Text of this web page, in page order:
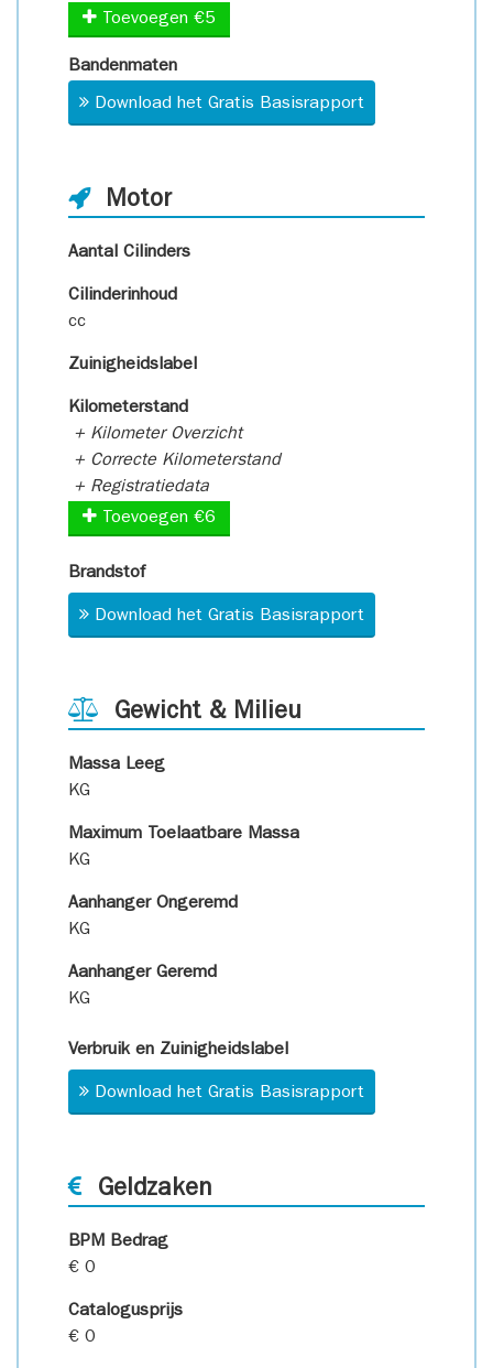
Toevoegen €5
Bandenmaten
Download het Gratis Basisrapport
Motor
Aantal Cilinders
Cilinderinhoud
cc
Zuinigheidslabel
Kilometerstand
+ Kilometer Overzicht
+ Correcte Kilometerstand
+ Registratiedata
Toevoegen €6
Brandstof
Download het Gratis Basisrapport
Gewicht & Milieu
Massa Leeg
KG
Maximum Toelaatbare Massa
KG
Aanhanger Ongeremd
KG
Aanhanger Geremd
KG
Verbruik en Zuinigheidslabel
Download het Gratis Basisrapport
Geldzaken
BPM Bedrag
€ 0
Catalogusprijs
€ 0